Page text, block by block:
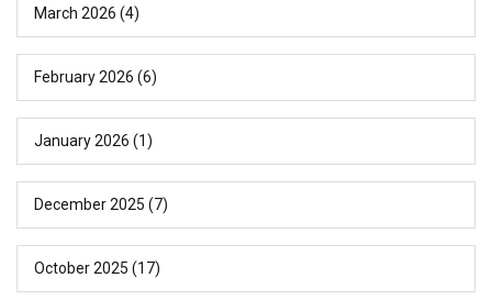
March 2026 (4)
February 2026 (6)
January 2026 (1)
December 2025 (7)
October 2025 (17)